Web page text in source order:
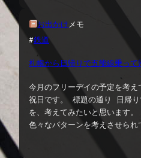
お出かけ メモ
#鉄道
札幌から日帰りで五能線乗って
今月のフリーデイの予定を考え
祝日です。 標題の通り 日帰り
を、考えてみたいと思います
色々なパターンを考えさせら